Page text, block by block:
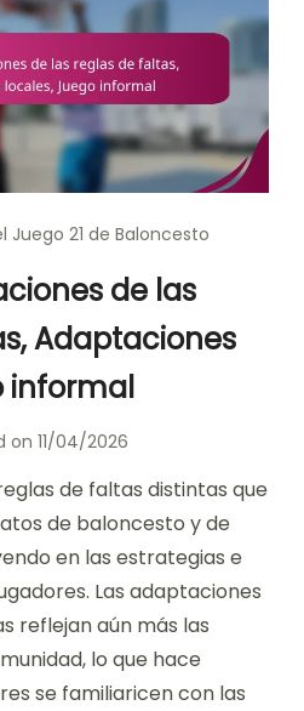
Juego 21 de Baloncesto
de las
Adaptaciones
informal
on 11/04/2026
de faltas distintas que
de baloncesto y de
en las estrategias e
Las adaptaciones
reflejan aún más las
lo que hace
se familiaricen con las